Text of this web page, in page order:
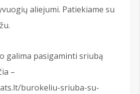
aliejumi. Patiekiame su
galima pasigaminti sriubą
–
burokeliu-sriuba-su-